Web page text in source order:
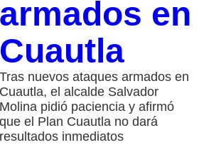
armados en
Cuautla
Tras nuevos ataques armados en
Cuautla, el alcalde Salvador
Molina pidió paciencia y afirmó
que el Plan Cuautla no dará
resultados inmediatos